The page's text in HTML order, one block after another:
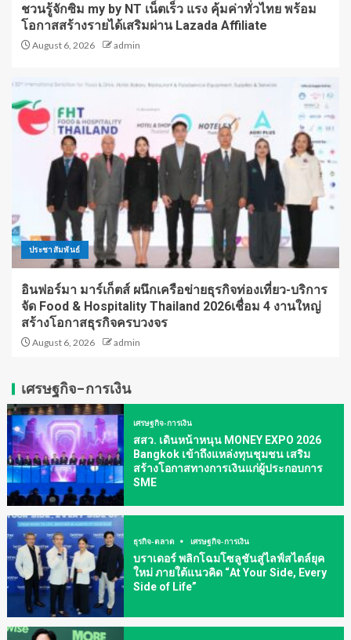
ชวนรู้จักซิม my by NT เน็ตเร็ว แรง คุ้มค่าทั่วไทย พร้อม
โอกาสสร้างรายได้เสริมผ่าน Lazada Affiliate
August 6, 2026 admin
ประชาสัมพันธ์
อินฟอร์มา มาร์เก็ตส์ ผนึกเครือข่ายธุรกิจท่องเที่ยว-บริการ
จัด Food & Hospitality Thailand 2026เชื่อม 4 งานใหญ่
สร้างโอกาสธุรกิจครบวงจร
August 6, 2026 admin
เศรษฐกิจ-การเงิน
เศรษฐกิจ-การเงิน
สสว. เดินหน้าหนุน MONEY EXPO 2026
Bangkok เข้าถึงแหล่งทุนชุมชน เสริม
สร้างโอกาสทางการเงินแก่ผู้ประกอบการ
SME
ธุรกิจ-ตลาด เศรษฐกิจ-การเงิน
บราเดอร์ พลิกโฉมโซลูชันสู่ไลฟ์สไตล์ยุค
ใหม่ ภายใต้แนวคิด “At Your Side, Every
Side of Life”